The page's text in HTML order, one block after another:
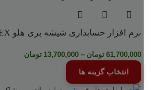
نرم افزار حسابداری شیشه بری هلو APEX
61,700,000 تومان –
13,700,000 تومان
انتخاب گزینه ها